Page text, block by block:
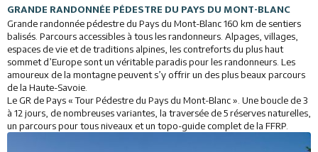
GRANDE RANDONNÉE PÉDESTRE DU PAYS DU MONT-BLANC
Grande randonnée pédestre du Pays du Mont-Blanc 160 km de sentiers
balisés. Parcours accessibles à tous les randonneurs. Alpages, villages,
espaces de vie et de traditions alpines, les contreforts du plus haut
sommet d’Europe sont un véritable paradis pour les randonneurs. Les
amoureux de la montagne peuvent s’y offrir un des plus beaux parcours
de la Haute-Savoie.
Le GR de Pays « Tour Pédestre du Pays du Mont-Blanc ». Une boucle de 3
à 12 jours, de nombreuses variantes, la traversée de 5 réserves naturelles,
un parcours pour tous niveaux et un topo-guide complet de la FFRP.